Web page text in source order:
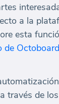
a la
esta
de
través de